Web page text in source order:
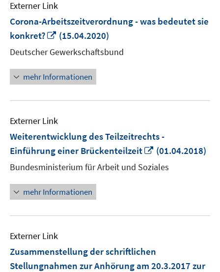
Externer Link
Corona-Arbeitszeitverordnung - was bedeutet sie
konkret?
In
neuem
Fenster
öffnen
(15.04.2020)
Deutscher Gewerkschaftsbund
mehr Informationen
Externer Link
Weiterentwicklung des Teilzeitrechts -
Einführung einer Brückenteilzeit
In
neuem
Fenster
(01.04.2018)
Bundesministerium für Arbeit und Soziales
mehr Informationen
Externer Link
Zusammenstellung der schriftlichen
Stellungnahmen zur Anhörung am 20.3.2017 zur